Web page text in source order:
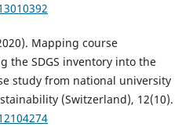
Mapping course
the SDGS inventory into the
study from national university
(Switzerland), 12(10).